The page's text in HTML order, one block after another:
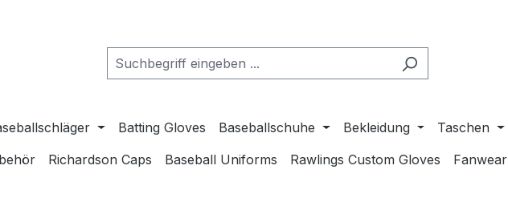
Batting Gloves Baseballschuhe Bekleidung Taschen
Richardson Caps Baseball Uniforms Rawlings Custom Gloves Fanwear